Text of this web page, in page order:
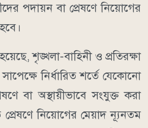
পদায়ন বা প্রেষণে নিয়োগের
শৃঙ্খলা-বাহিনী ও প্রতিরক্ষা
নির্ধারিত শর্তে যেকোনো
বা অস্থায়ীভাবে সংযুক্ত করা
নিয়োগের মেয়াদ ন্যূনতম